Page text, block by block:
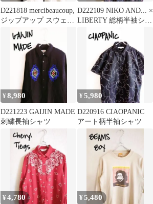
D221818 mercibeaucoup,
ジップアップ スウェッ
D222109 NIKO AND... ×
LIBERTY 総柄半袖シャ
¥8,980
D221223 GAIJIN MADE
刺繍長袖シャツ
¥5,980
D220916 CIAOPANIC
アート柄半袖シャツ
¥4,780 ¥5,480